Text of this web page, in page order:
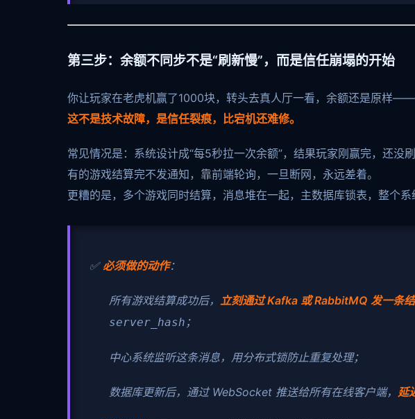
第三步：余额不同步不是“刷新慢”，而是信任崩塌的开始
你让玩家在老虎机赢了1000块，转头去真人厅一看，余额还是原样
这不是技术故障，是信任裂痕，比宕机还难修。
常见情况是：系统设计成“每5秒拉一次余额”，结果玩家刚赢完，还没刷
有的游戏结算完不发通知，靠前端轮询，一旦断网，永远差着。
更糟的是，多个游戏同时结算，消息堆在一起，主数据库锁表，整个系
✅必须做的动作：
所有游戏结算成功后， 立刻通过 Kafka 或 RabbitMQ 发一条
server_hash ；
中心系统监听这条消息，用分布式锁防止重复处理；
数据库更新后，通过 WebSocket 推送给所有在线客户端， 延